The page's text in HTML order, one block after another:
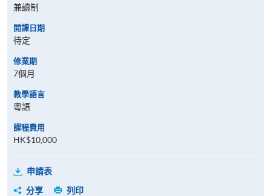
兼讀制
開課日期
待定
修業期
7個月
教學語言
粵語
課程費用
HK$10,000
申請表
分享
列印